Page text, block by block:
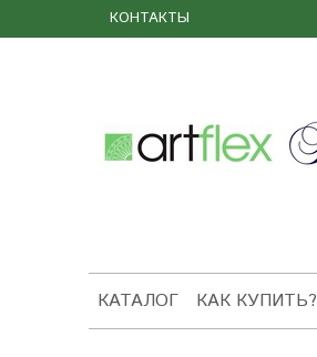
КОНТАКТЫ
КАТАЛОГ КАК КУПИТЬ?